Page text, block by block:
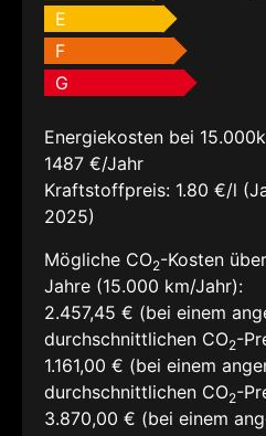
E
F
G
Energiekosten bei
1487 €/Jahr
Kraftstoffpreis: 1.80 €/l
2025)
Mögliche CO2-Kosten
Jahre (15.000 km/Jahr):
2.457,45 € (bei einem
durchschnittlichen CO2-
1.161,00 € (bei einem
durchschnittlichen CO2-
3.870,00 € (bei einem